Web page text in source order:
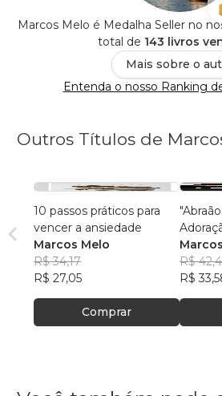
Marcos Melo é Medalha Seller no
total de 143 livros
Mais sobre o
Entenda o nosso Ranking
Outros Títulos de
10 passos práticos para
vencer a ansiedade
Marcos Melo
R$ 34,17
R$ 27,05
Comprar
R$
R$